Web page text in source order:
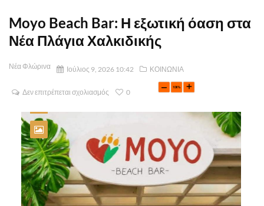
Moyo Beach Bar: Η εξωτική όαση στα
Νέα Πλάγια Χαλκιδικής
Νέα Φλώρινα Ιούλιος 9, 2026 10:42 ΚΟΙΝΩΝΙΑ
Δεν επιτρέπεται σχολιασμός 0